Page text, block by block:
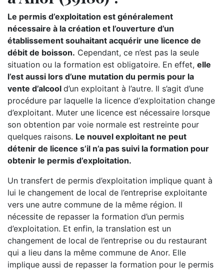
Le permis d’exploitation est généralement
nécessaire à la création et l’ouverture d’un
établissement souhaitant acquérir une licence de
débit de boisson. Cependant, ce n’est pas la seule
situation ou la formation est obligatoire. En effet, elle
l’est aussi lors d’une mutation du permis pour la
vente d’alcool d’un exploitant à l’autre. Il s’agit d’une
procédure par laquelle la licence d‘exploitation change
d’exploitant. Muter une licence est nécessaire lorsque
son obtention par voie normale est restreinte pour
quelques raisons. Le nouvel exploitant ne peut
détenir de licence s’il n’a pas suivi la formation pour
obtenir le permis d’exploitation.
Un transfert de permis d’exploitation implique quant à
lui le changement de local de l’entreprise exploitante
vers une autre commune de la même région. Il
nécessite de repasser la formation d’un permis
d’exploitation. Et enfin, la translation est un
changement de local de l’entreprise ou du restaurant
qui a lieu dans la même commune de Anor. Elle
implique aussi de repasser la formation pour le permis